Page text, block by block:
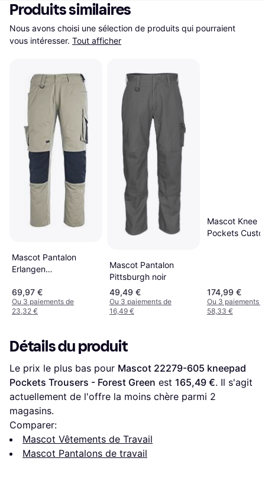
Produits similaires
Nous avons choisi une sélection de produits qui pourraient
vous intéresser. Tout afficher
Mascot Pantalon
Erlangen
69,97 €
Ou 3 paiements de
23,32 €
Mascot Pantalon
Pittsburgh noir
49,49 €
Ou 3 paiements de
16,49 €
Mascot Knee
Pockets
174,99 €
Ou 3 paiements
58,33 €
Détails du produit
Le prix le plus bas pour Mascot 22279-605 kneepad
Pockets Trousers - Forest Green est 165,49 €. Il s'agit
actuellement de l'offre la moins chère parmi 2
magasins.
Comparer:
Mascot Vêtements de Travail
Mascot Pantalons de travail